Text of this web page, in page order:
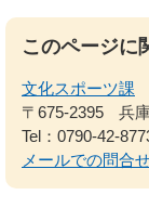
このページに
文化スポーツ課
〒675-2395
兵
Tel：0790-42-
メールでの問合